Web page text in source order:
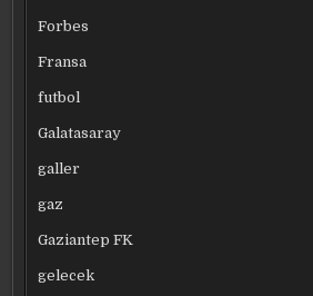
Forbes
Fransa
futbol
Galatasaray
galler
gaz
Gaziantep FK
gelecek